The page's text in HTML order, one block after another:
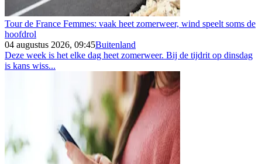
Tour de France Femmes: vaak heet zomerweer, wind speelt soms de
hoofdrol
04 augustus 2026, 09:45Buitenland
Deze week is het elke dag heet zomerweer. Bij de tijdrit op dinsdag
is kans wiss...